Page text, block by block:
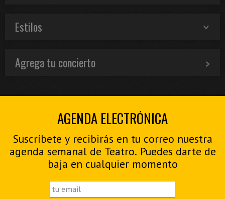
Estilos
Agrega tu concierto
AGENDA ELECTRÓNICA
Suscríbete y recibirás en tu correo nuestra
agenda semanal de Teatro. Puedes darte de
baja en cualquier momento